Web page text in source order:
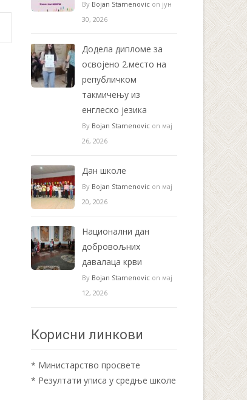
By Bojan Stamenovic on јун
30, 2026
Додела дипломе за
освојено 2.место на
републичком
такмичењу из
енглеско језика
By Bojan Stamenovic on мај
26, 2026
Дан школе
By Bojan Stamenovic on мај
20, 2026
Национални дан
добровољних
давалаца крви
By Bojan Stamenovic on мај
12, 2026
Корисни линкови
* Министарство просвете
* Резултати уписа у средње школе